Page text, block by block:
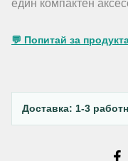
един компактен
💬 Попитай за
Доставка: 1-3